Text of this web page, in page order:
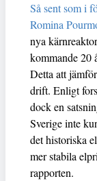
Så sent som i
Romina
nya
kommande 20
Detta att
drift. Enligt
dock en
Sverige inte
det historiska
mer stabila
rapporten.